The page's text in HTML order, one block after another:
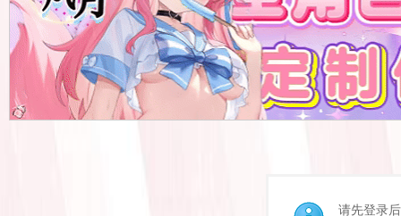
请先登录